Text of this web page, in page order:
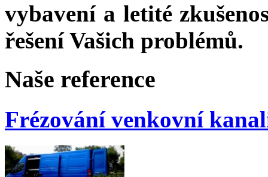
vybavení a letité
řešení Vašich problémů.
Naše reference
Frézování venkovní